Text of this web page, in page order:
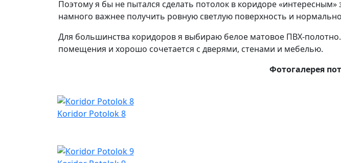
Поэтому я бы не пытался сделать потолок в коридоре «интересным»
намного важнее получить ровную светлую поверхность и
Для большинства коридоров я выбираю белое матовое ПВХ-
помещения и хорошо сочетается с дверями, стенами и мебелью.
Фотогалерея
Koridor Potolok 8